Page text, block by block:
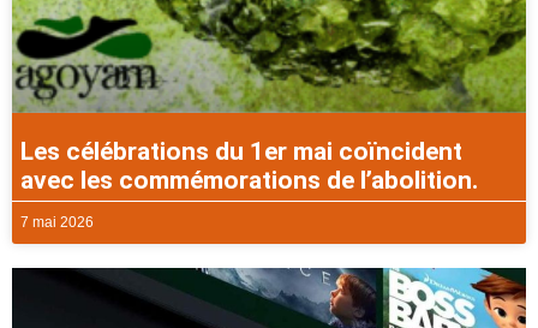
Les célébrations du 1er mai coïncident
avec les commémorations de l’abolition.
7 mai 2026